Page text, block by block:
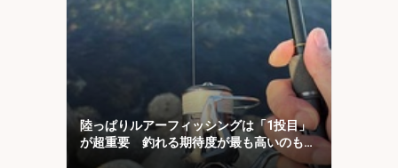
陸っぱりルアーフィッシングは「1投目」
が超重要 釣れる期待度が最も高いのも
「1投目」！